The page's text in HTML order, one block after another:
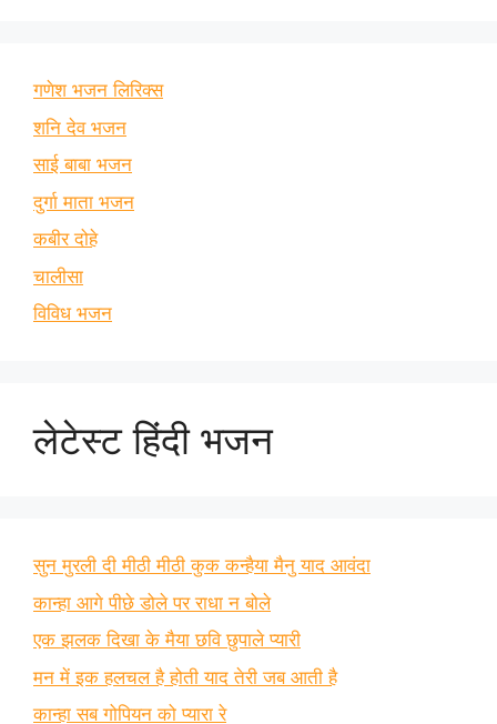
गणेश भजन लिरिक्स
शनि देव भजन
साई बाबा भजन
दुर्गा माता भजन
कबीर दोहे
चालीसा
विविध भजन
लेटेस्ट हिंदी भजन
सुन मुरली दी मीठी मीठी कुक कन्हैया मैनु याद आवंदा
कान्हा आगे पीछे डोले पर राधा न बोले
एक झलक दिखा के मैया छवि छुपाले प्यारी
मन में इक हलचल है होती याद तेरी जब आती है
कान्हा सब गोपियन को प्यारा रे